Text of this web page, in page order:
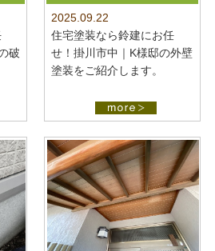
破
2025.09.22
住宅塗装なら鈴建にお任
せ！掛川市中｜K様邸の外壁
塗装をご紹介します。